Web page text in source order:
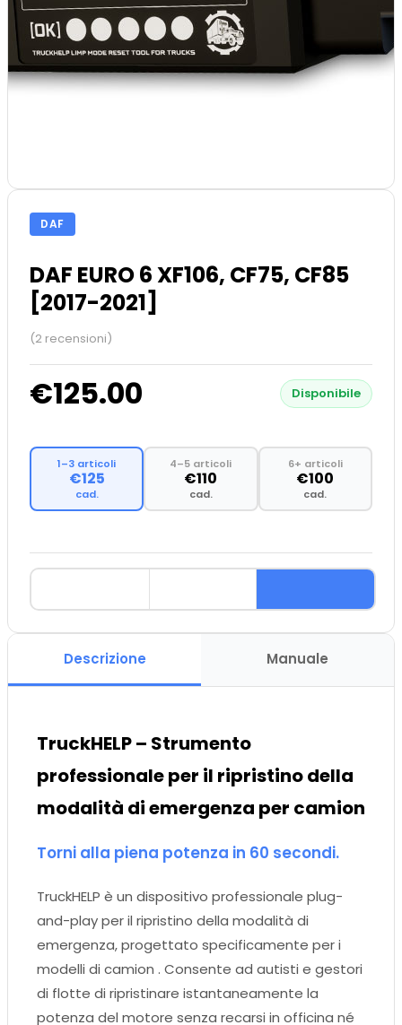
DAF
DAF EURO 6 XF106, CF75, CF85
[2017-2021]
(2 recensioni)
€125.00 Disponibile
1–3 articoli
€125
cad.
4–5 articoli
€110
cad.
6+ articoli
€100
cad.
Descrizione Manuale
TruckHELP – Strumento
professionale per il ripristino della
modalità di emergenza per camion
Torni alla piena potenza in 60 secondi.
TruckHELP è un dispositivo professionale plug-
and-play per il ripristino della modalità di
emergenza, progettato specificamente per i
modelli di camion . Consente ad autisti e gestori
di flotte di ripristinare istantaneamente la
potenza del motore senza recarsi in officina né